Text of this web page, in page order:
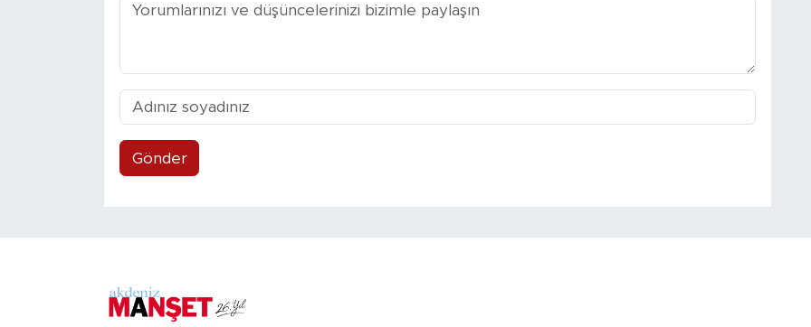
Gönder